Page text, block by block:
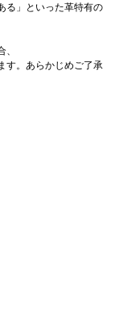
る」といった革特有の
す。あらかじめご了承